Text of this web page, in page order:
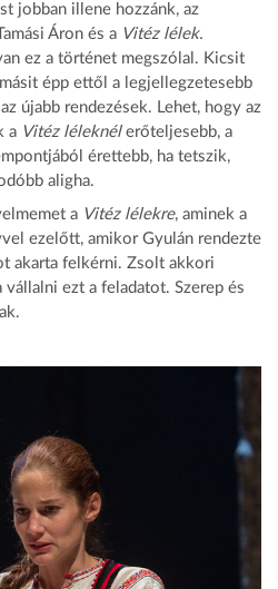
jobban illene hozzánk, az
Áron és a Vitéz lélek.
ez a történet megszólal. Kicsit
épp ettől a legjellegzetesebb
újabb rendezések. Lehet, hogy az
a Vitéz léleknélerőteljesebb, a
érettebb, ha tetszik,
aligha.
a Vitéz lélekre, aminek a
ezelőtt, amikor Gyulán rendezte
akarta felkérni. Zsolt akkori
ezt a feladatot. Szerep és